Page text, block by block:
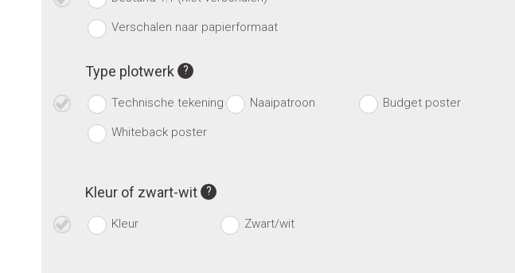
Verschalen naar papierformaat
Type plotwerk
Technische tekening Naaipatroon Budget poster
Whiteback poster
Kleur of zwart-wit
Kleur Zwart/wit